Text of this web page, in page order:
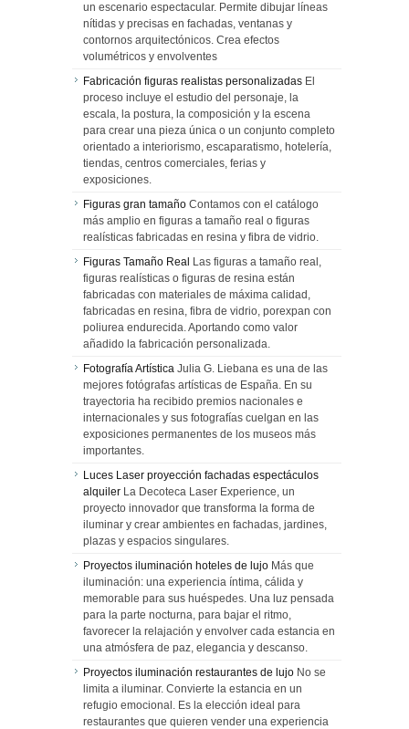
un escenario espectacular. Permite dibujar líneas
nítidas y precisas en fachadas, ventanas y
contornos arquitectónicos. Crea efectos
volumétricos y envolventes
Fabricación figuras realistas personalizadas El
proceso incluye el estudio del personaje, la
escala, la postura, la composición y la escena
para crear una pieza única o un conjunto completo
orientado a interiorismo, escaparatismo, hotelería,
tiendas, centros comerciales, ferias y
exposiciones.
Figuras gran tamaño Contamos con el catálogo
más amplio en figuras a tamaño real o figuras
realísticas fabricadas en resina y fibra de vidrio.
Figuras Tamaño Real Las figuras a tamaño real,
figuras realísticas o figuras de resina están
fabricadas con materiales de máxima calidad,
fabricadas en resina, fibra de vidrio, porexpan con
poliurea endurecida. Aportando como valor
añadido la fabricación personalizada.
Fotografía Artística Julia G. Liebana es una de las
mejores fotógrafas artísticas de España. En su
trayectoria ha recibido premios nacionales e
internacionales y sus fotografías cuelgan en las
exposiciones permanentes de los museos más
importantes.
Luces Laser proyección fachadas espectáculos
alquiler La Decoteca Laser Experience, un
proyecto innovador que transforma la forma de
iluminar y crear ambientes en fachadas, jardines,
plazas y espacios singulares.
Proyectos iluminación hoteles de lujo Más que
iluminación: una experiencia íntima, cálida y
memorable para sus huéspedes. Una luz pensada
para la parte nocturna, para bajar el ritmo,
favorecer la relajación y envolver cada estancia en
una atmósfera de paz, elegancia y descanso.
Proyectos iluminación restaurantes de lujo No se
limita a iluminar. Convierte la estancia en un
refugio emocional. Es la elección ideal para
restaurantes que quieren vender una experiencia